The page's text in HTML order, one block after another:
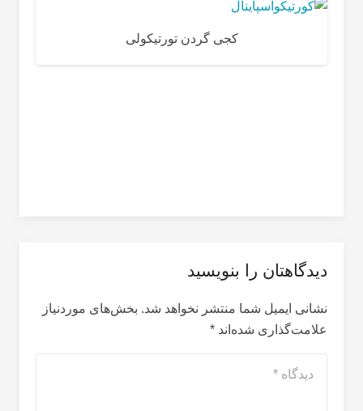
کجی گردن تورتیکولی
دیدگاهتان را بنویسید
نشانی ایمیل شما منتشر نخواهد شد. بخش‌های موردنیاز
علامت‌گذاری شده‌اند *